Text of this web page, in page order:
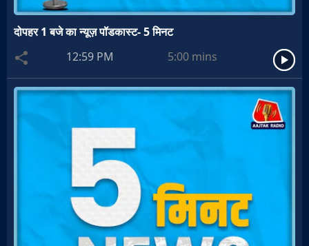
दोपहर 1 बजे का न्यूज़ पॉडकास्ट- 5 मिनट
12:59 PM
5:00 mins